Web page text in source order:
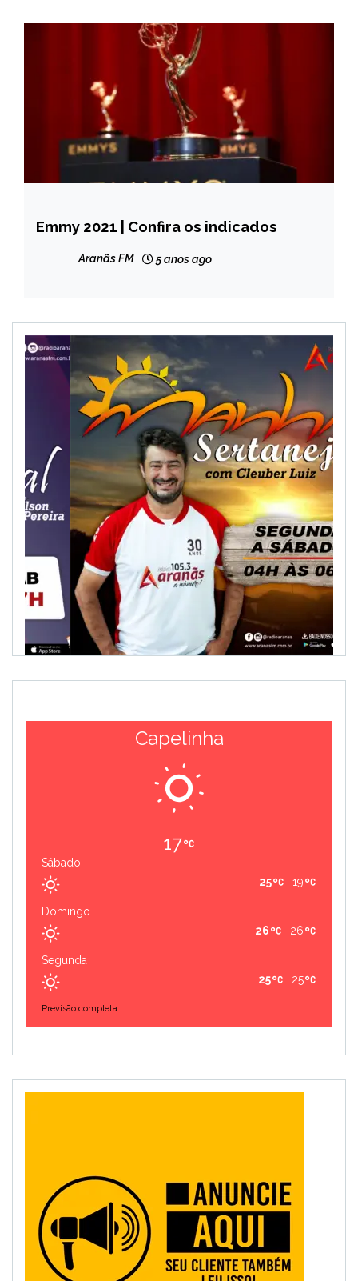
ENTRETENIMENTO
Emmy 2021 | Confira os indicados
Aranãs FM 5 anos ago
Capelinha
17
Sábado
19
25
Domingo
26
26
Segunda
25
25
Previsão completa